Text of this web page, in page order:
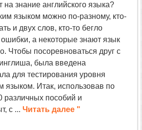
на знание английского языка?
языком можно по-разному, кто-
и двух слов, кто-то бегло
ошибки, а некоторые знают язык
Чтобы посоревноваться друг с
была введена
для тестирования уровня
языком. Итак, использовав по
пособий и
с ... Читать далее "